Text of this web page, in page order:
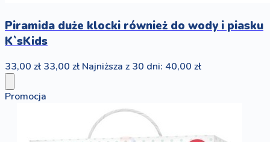
Piramida duże klocki również do wody i piasku
K`sKids
33,00 zł 33,00 zł Najniższa z 30 dni: 40,00 zł
Promocja